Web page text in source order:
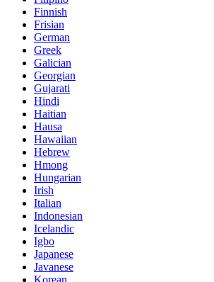
Finnish
Frisian
German
Greek
Galician
Georgian
Gujarati
Hindi
Haitian
Hausa
Hawaiian
Hebrew
Hmong
Hungarian
Irish
Italian
Indonesian
Icelandic
Igbo
Japanese
Javanese